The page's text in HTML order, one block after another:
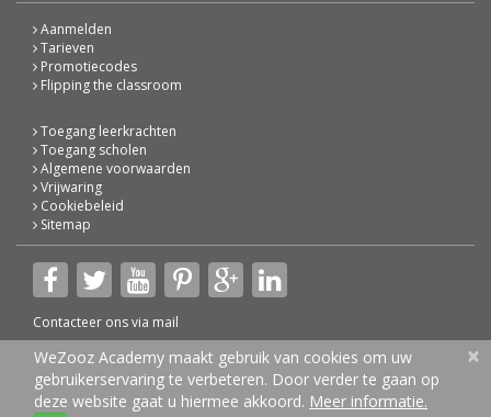
Aanmelden
Tarieven
Promotiecodes
Flipping the classroom
Toegang leerkrachten
Toegang scholen
Algemene voorwaarden
Vrijwaring
Cookiebeleid
Sitemap
Contacteer ons via mail
© 2026 WeZooz Academy
×
WeZooz Academy maakt gebruik van cookies om uw
gebruikerservaring te verbeteren. Door verder te gaan op
deze website gaat u hiermee akkoord. Meer informatie.